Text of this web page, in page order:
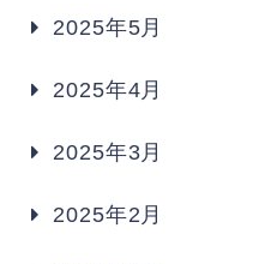
2025年5月
2025年4月
2025年3月
2025年2月